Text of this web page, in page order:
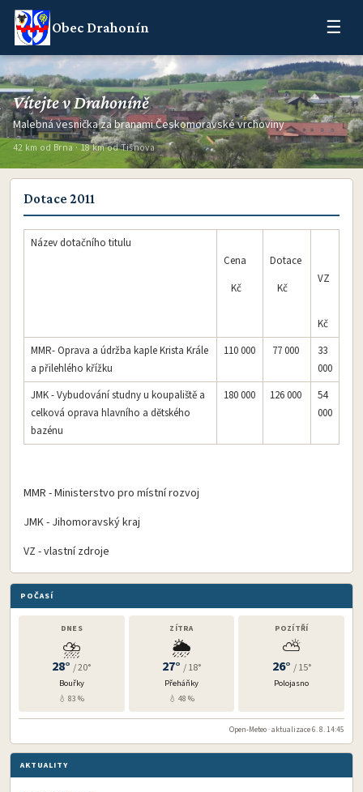
Obec Drahonín ☰
Vítejte v Drahoníně
Malebná vesnička za branami Českomoravské vrchoviny
42 km od Brna · 18 km od Tišnova
Dotace 2011
Název dotačního titulu
Cena
Kč
Dotace
Kč
VZ
Kč
MMR- Oprava a údržba kaple Krista Krále
a přilehlého křížku
110 000 77 000
33
000
JMK - Vybudování studny u koupaliště a
celková oprava hlavního a dětského
bazénu
180 000 126 000
54
000
MMR - Ministerstvo pro místní rozvoj
JMK - Jihomoravský kraj
VZ - vlastní zdroje
POČASÍ
DNES
⛈️
28°/ 20°
Bouřky
💧 83 %
ZÍTRA
🌦️
27° / 18°
Přeháňky
💧 48 %
POZÍTŘÍ
⛅
26° / 15°
Polojasno
Open-Meteo · aktualizace 6. 8. 14:45
AKTUALITY